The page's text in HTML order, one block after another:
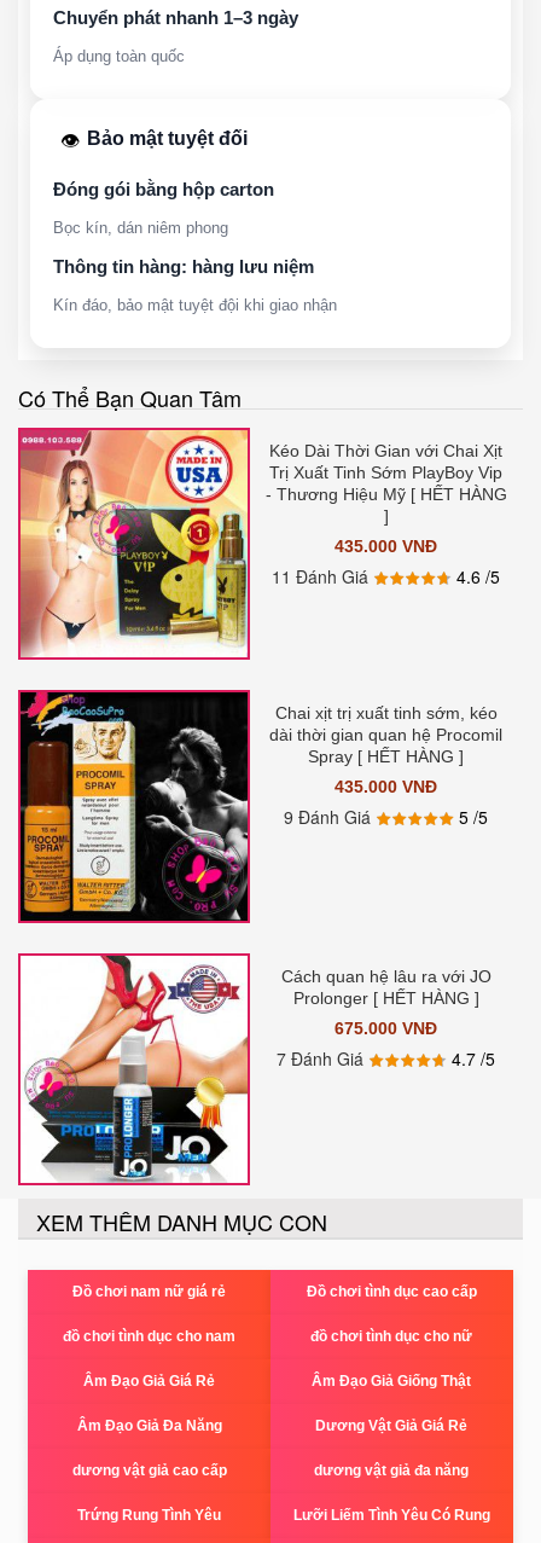
Chuyển phát nhanh 1–3 ngày
Áp dụng toàn quốc
👁️ Bảo mật tuyệt đối
Đóng gói bằng hộp carton
Bọc kín, dán niêm phong
Thông tin hàng: hàng lưu niệm
Kín đáo, bảo mật tuyệt đội khi giao nhận
Có Thể Bạn Quan Tâm
Kéo Dài Thời Gian với Chai Xịt
Trị Xuất Tinh Sớm PlayBoy Vip
- Thương Hiệu Mỹ [ HẾT HÀNG
]
435.000 VNĐ
11 Đánh Giá 4.6/5
Chai xịt trị xuất tinh sớm, kéo
dài thời gian quan hệ Procomil
Spray [ HẾT HÀNG ]
435.000 VNĐ
9 Đánh Giá 5/5
Cách quan hệ lâu ra với JO
Prolonger [ HẾT HÀNG ]
675.000 VNĐ
7 Đánh Giá 4.7/5
XEM THÊM DANH MỤC CON
Đồ chơi nam nữ giá rẻ Đồ chơi tình dục cao cấp
đồ chơi tình dục cho nam đồ chơi tình dục cho nữ
Âm Đạo Giả Giá Rẻ Âm Đạo Giả Giống Thật
Âm Đạo Giả Đa Năng Dương Vật Giả Giá Rẻ
dương vật giả cao cấp dương vật giả đa năng
Trứng Rung Tình Yêu Lưỡi Liếm Tình Yêu Có Rung